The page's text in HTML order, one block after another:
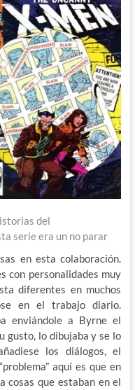
del
serie era un no parar
en esta colaboración.
con personalidades muy
diferentes en muchos
en el trabajo diario.
enviándole a Byrne el
gusto, lo dibujaba y se lo
los diálogos, el
aquí es que en
cosas que estaban en el